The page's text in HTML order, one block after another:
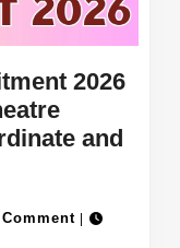
2026
and
|